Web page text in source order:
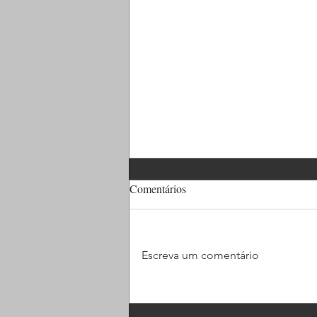
Chegando a mil metros de cabo
Comentários
Escreva um comentário